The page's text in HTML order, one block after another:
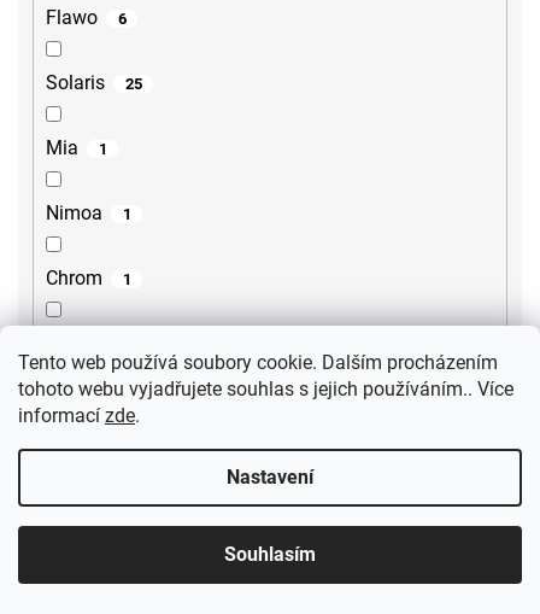
Tento web používá soubory cookie. Dalším procházením
tohoto webu vyjadřujete souhlas s jejich používáním.. Více
informací zde.
Nastavení
Souhlasím
Flawo 6
Solaris 25
Mia 1
Nimoa 1
Chrom 1
Lore 2